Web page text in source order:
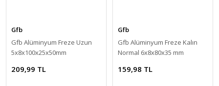
Gfb
Gfb Alüminyum Freze Uzun
5x8x100x25x50mm
209,99 TL
Gfb
Gfb Alüminyum Freze Kalın
Normal 6x8x80x35 mm
159,98 TL